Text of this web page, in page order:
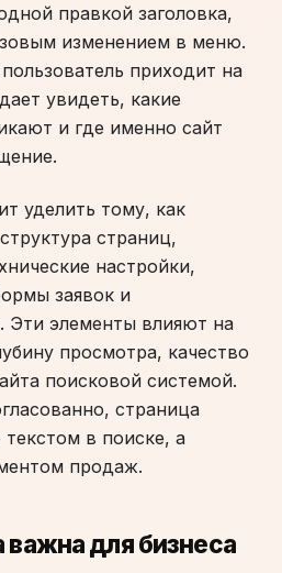
правкой заголовка,
изменением в меню.
приходит на
увидеть, какие
и где именно сайт
уделить тому, как
страниц,
настройки,
заявок и
Эти элементы влияют на
просмотра, качество
поисковой системой.
страница
в поиске, а
продаж.
для бизнеса